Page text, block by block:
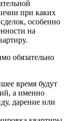
при каких
особенно
на
обязательно
время будут
а именно
дарение или